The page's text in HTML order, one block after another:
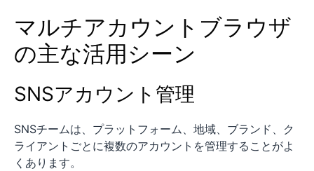
マルチアカウントブラウザ
の主な活用シーン
SNSアカウント管理
SNSチームは、プラットフォーム、地域、ブランド、ク
ライアントごとに複数のアカウントを管理することがよ
くあります。